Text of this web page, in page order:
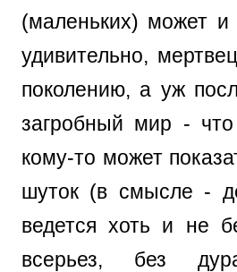
(маленьких) может и
удивительно,
поколению, а уж
загробный мир -
кому-то может
шуток (в смысле -
ведется хоть и не
всерьез, без